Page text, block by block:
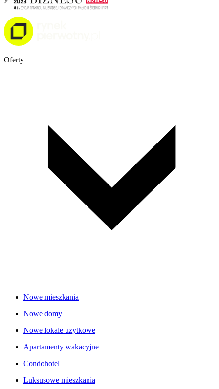
Oferty
Nowe mieszkania
Nowe domy
Nowe lokale użytkowe
Apartamenty wakacyjne
Condohotel
Luksusowe mieszkania